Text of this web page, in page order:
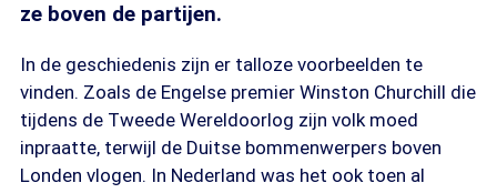
ze boven de partijen.
In de geschiedenis zijn er talloze voorbeelden te
vinden. Zoals de Engelse premier Winston Churchill die
tijdens de Tweede Wereldoorlog zijn volk moed
inpraatte, terwijl de Duitse bommenwerpers boven
Londen vlogen. In Nederland was het ook toen al